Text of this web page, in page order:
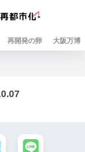
再開発の卵 大阪万博